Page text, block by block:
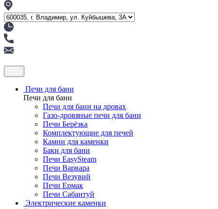
Печи для бани
Печи для бани
Печи для бани на дровах
Газо-дровяные печи для бани
Печи Берёзка
Комплектующие для печей
Камни для каменки
Баки для бани
Печи EasySteam
Печи Варвара
Печи Везувий
Печи Ермак
Печи Сабантуй
Электрические каменки